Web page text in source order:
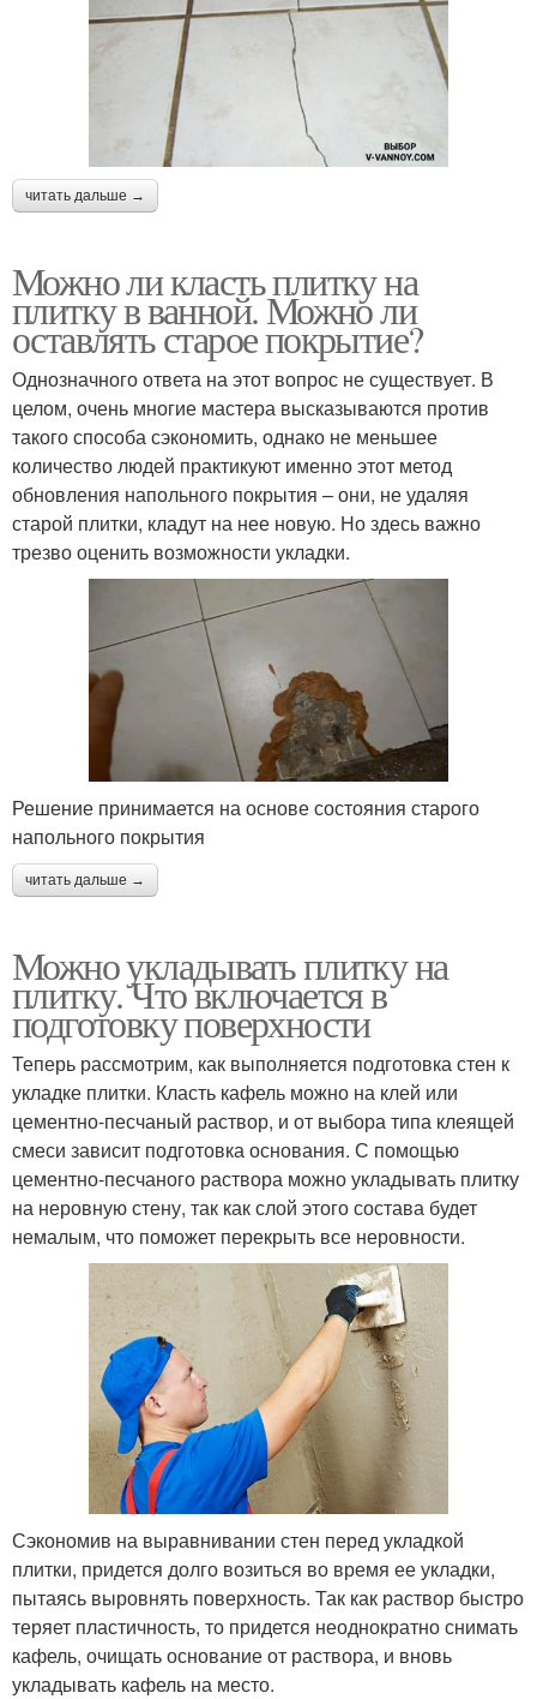
читать дальше →
Можно ли класть плитку на
плитку в ванной. Можно ли
оставлять старое покрытие?
Однозначного ответа на этот вопрос не существует. В
целом, очень многие мастера высказываются против
такого способа сэкономить, однако не меньшее
количество людей практикуют именно этот метод
обновления напольного покрытия – они, не удаляя
старой плитки, кладут на нее новую. Но здесь важно
трезво оценить возможности укладки.
Решение принимается на основе состояния старого
напольного покрытия
читать дальше →
Можно укладывать плитку на
плитку. Что включается в
подготовку поверхности
Теперь рассмотрим, как выполняется подготовка стен к
укладке плитки. Класть кафель можно на клей или
цементно-песчаный раствор, и от выбора типа клеящей
смеси зависит подготовка основания. С помощью
цементно-песчаного раствора можно укладывать плитку
на неровную стену, так как слой этого состава будет
немалым, что поможет перекрыть все неровности.
Сэкономив на выравнивании стен перед укладкой
плитки, придется долго возиться во время ее укладки,
пытаясь выровнять поверхность. Так как раствор быстро
теряет пластичность, то придется неоднократно снимать
кафель, очищать основание от раствора, и вновь
укладывать кафель на место.